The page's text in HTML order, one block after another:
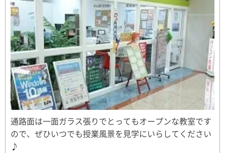
通路面は一面ガラス張りでとってもオープンな教室です
ので、ぜひいつでも授業風景を見学にいらしてください
♪